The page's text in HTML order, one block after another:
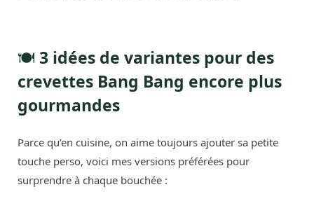
🍽️ 3 idées de variantes pour des
crevettes Bang Bang encore plus
gourmandes
Parce qu’en cuisine, on aime toujours ajouter sa petite
touche perso, voici mes versions préférées pour
surprendre à chaque bouchée :